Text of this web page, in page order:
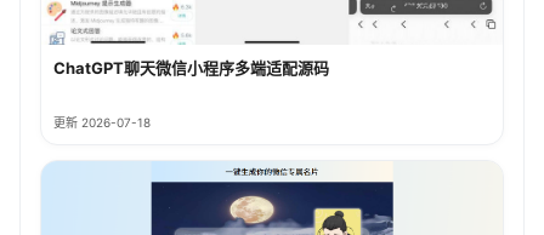
ChatGPT聊天微信小程序多端适配源码
更新 2026-07-18